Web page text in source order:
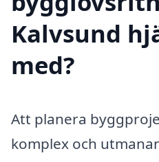
Kalvsund
med?
Att planera
komplex och